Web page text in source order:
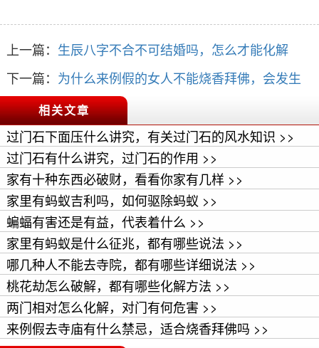
上一篇： 生辰八字不合不可结婚吗，怎么才能化解
下一篇： 为什么来例假的女人不能烧香拜佛，会发生
什么情况相关文章
过门石下面压什么讲究，有关过门石的风水知识 >>
过门石有什么讲究，过门石的作用 >>
家有十种东西必破财，看看你家有几样 >>
家里有蚂蚁吉利吗，如何驱除蚂蚁 >>
蝙蝠有害还是有益，代表着什么 >>
家里有蚂蚁是什么征兆，都有哪些说法 >>
哪几种人不能去寺院，都有哪些详细说法 >>
桃花劫怎么破解，都有哪些化解方法 >>
两门相对怎么化解，对门有何危害 >>
来例假去寺庙有什么禁忌，适合烧香拜佛吗 >>